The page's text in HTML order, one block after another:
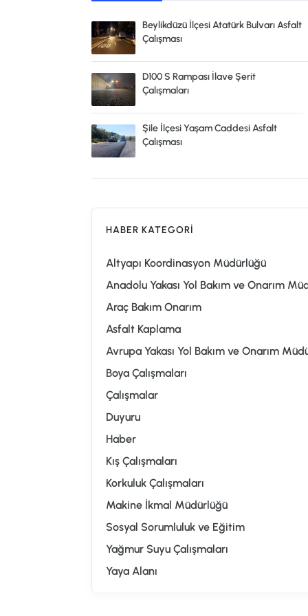
Beylikdüzü İlçesi Atatürk Bulvarı Asfalt
Çalışması
D100 S Rampası İlave Şerit
Çalışmaları
Şile İlçesi Yaşam Caddesi Asfalt
Çalışması
HABER KATEGORI
Altyapı Koordinasyon Müdürlüğü
Anadolu Yakası Yol Bakım ve Onarım
Araç Bakım Onarım
Asfalt Kaplama
Avrupa Yakası Yol Bakım ve Onarım
Boya Çalışmaları
Çalışmalar
Duyuru
Haber
Kış Çalışmaları
Korkuluk Çalışmaları
Makine İkmal Müdürlüğü
Sosyal Sorumluluk ve Eğitim
Yağmur Suyu Çalışmaları
Yaya Alanı